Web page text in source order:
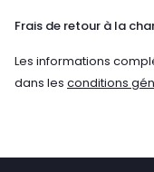
Frais de retour à la
Les informations
dans les conditions